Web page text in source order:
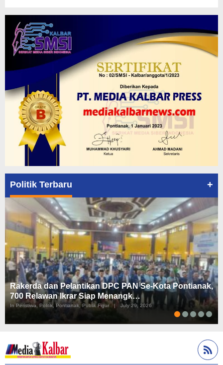
Politik Terbaru +
Rakerda dan Pelantikan DPC PAN Se-Kota Pontianak,
700 Relawan Ikrar Siap Menangk…
In Peristiwa, Politik, Pontianak, Publik Figur | July 29, 2026